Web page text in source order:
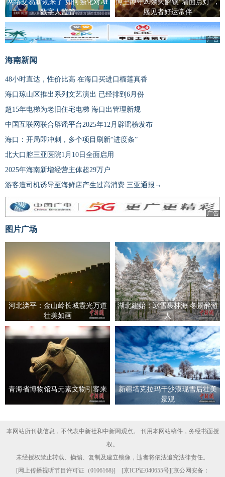
网络交易新规来了 如何强化对AI
数字人监管
博主蹲守20余天解锁“墙面点灯”，
愿见者好运常伴
广告
海南新闻
48小时直达，性价比高 在海口买进口榴莲真香
海口琼山区推出系列文艺演出 已经排到6月份
超15年电梯为老旧住宅电梯 海口出管理新规
中国互联网联合辟谣平台2025年12月辟谣榜发布
海口：开局即冲刺，多个项目刷新“进度条”
北大口腔三亚医院1月10日全面启用
2025年海南新增经营主体超29万户
游客遭司机诱导至海鲜店产生过高消费 三亚通报→
广告
图片广场
河北滦平：金山岭长城霞光万道
壮美如画
湖北建始：冰雪裹林海 冬景醉游
人
青海省博物馆马元素文物引客来
新疆塔克拉玛干沙漠现雪后壮美
景观
本网站所刊载信息，不代表中新社和中新网观点。 刊用本网站稿件，务经书面授
权。
未经授权禁止转载、摘编、复制及建立镜像，违者将依法追究法律责任。
[网上传播视听节目许可证（0106168)] [京ICP证040655号][京公网安备：